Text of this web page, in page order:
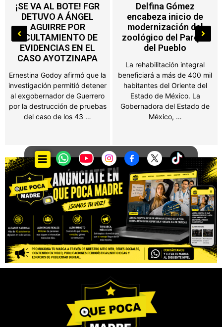
Delfina Gómez
encabeza inicio de
modernización del
zoológico del Parque
del Pueblo
beneficiará a más de 400 mil
habitantes del Oriente del
Estado de México. La
Gobernadora del Estado de
México, …
Nuevo impuesto en
Edoméx alcanza a
máquinas de
videojuegos, ferias y
salones de fiesta
Propietarios de negocios,
salones de fiestas, ferias y
establecimientos que
obtengan ingresos por juegos
o espectáculos públicos en el
Estado de México …